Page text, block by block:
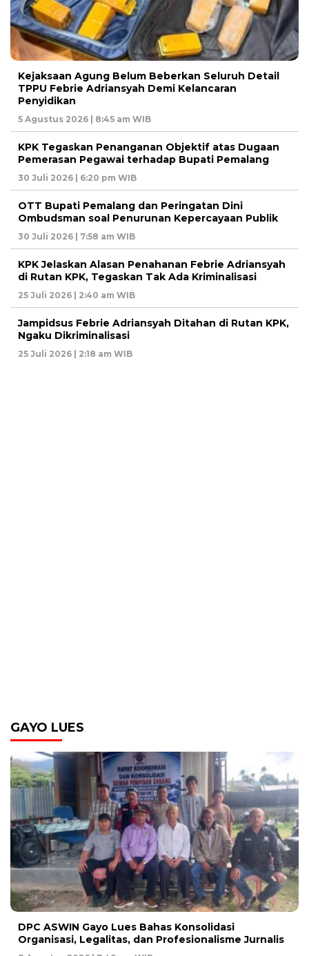
Kejaksaan Agung Belum Beberkan Seluruh Detail
TPPU Febrie Adriansyah Demi Kelancaran
Penyidikan
5 Agustus 2026 | 8:45 am WIB
KPK Tegaskan Penanganan Objektif atas Dugaan
Pemerasan Pegawai terhadap Bupati Pemalang
30 Juli 2026 | 6:20 pm WIB
OTT Bupati Pemalang dan Peringatan Dini
Ombudsman soal Penurunan Kepercayaan Publik
30 Juli 2026 | 7:58 am WIB
KPK Jelaskan Alasan Penahanan Febrie Adriansyah
di Rutan KPK, Tegaskan Tak Ada Kriminalisasi
25 Juli 2026 | 2:40 am WIB
Jampidsus Febrie Adriansyah Ditahan di Rutan KPK,
Ngaku Dikriminalisasi
25 Juli 2026 | 2:18 am WIB
GAYO LUES
DPC ASWIN Gayo Lues Bahas Konsolidasi
Organisasi, Legalitas, dan Profesionalisme Jurnalis